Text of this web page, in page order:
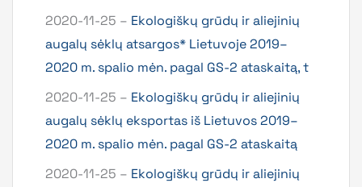
2020-11-25 – Ekologiškų grūdų ir aliejinių
augalų sėklų atsargos* Lietuvoje 2019–
2020 m. spalio mėn. pagal GS-2 ataskaitą, t
2020-11-25 – Ekologiškų grūdų ir aliejinių
augalų sėklų eksportas iš Lietuvos 2019–
2020 m. spalio mėn. pagal GS-2 ataskaitą
2020-11-25 – Ekologiškų grūdų ir aliejinių